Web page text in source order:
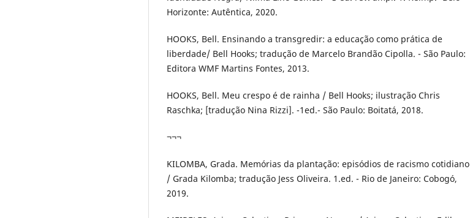
Horizonte: Autêntica, 2020.
HOOKS, Bell. Ensinando a transgredir: a educação como prática de
liberdade/ Bell Hooks; tradução de Marcelo Brandão Cipolla. - São Paulo:
Editora WMF Martins Fontes, 2013.
HOOKS, Bell. Meu crespo é de rainha / Bell Hooks; ilustração Chris
Raschka; [tradução Nina Rizzi]. -1ed.- São Paulo: Boitatá, 2018.
¬¬¬
KILOMBA, Grada. Memórias da plantação: episódios de racismo cotidiano
/ Grada Kilomba; tradução Jess Oliveira. 1.ed. - Rio de Janeiro: Cobogó,
2019.